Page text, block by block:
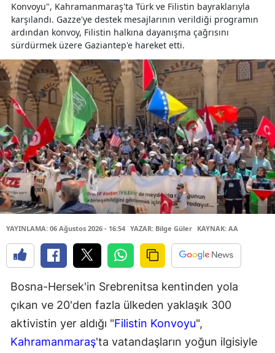
Konvoyu", Kahramanmaraş'ta Türk ve Filistin bayraklarıyla
karşılandı. Gazze'ye destek mesajlarının verildiği programın
ardından konvoy, Filistin halkına dayanışma çağrısını
sürdürmek üzere Gaziantep'e hareket etti.
YAYINLAMA: 06 Ağustos 2026 - 16:54 YAZAR: Bilge Güler KAYNAK: AA
Bosna-Hersek'in Srebrenitsa kentinden yola
çıkan ve 20'den fazla ülkeden yaklaşık 300
aktivistin yer aldığı "Filistin Konvoyu",
Kahramanmaraş'ta vatandaşların yoğun ilgisiyle